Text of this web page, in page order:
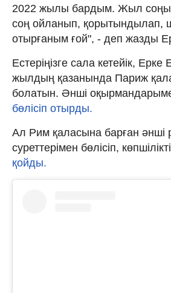
2022 жылы бардым. Жыл
соң ойланып, қорытындылап,
отырғаным ғой", - деп жазды
Естеріңізге сала кетейік,
жылдың қазанында Париж
болатын. Әнші
бөлісіп отырды.
Ал Рим қаласына барған әнші
суреттерімен бөлісіп, көпшілікті
қойды.